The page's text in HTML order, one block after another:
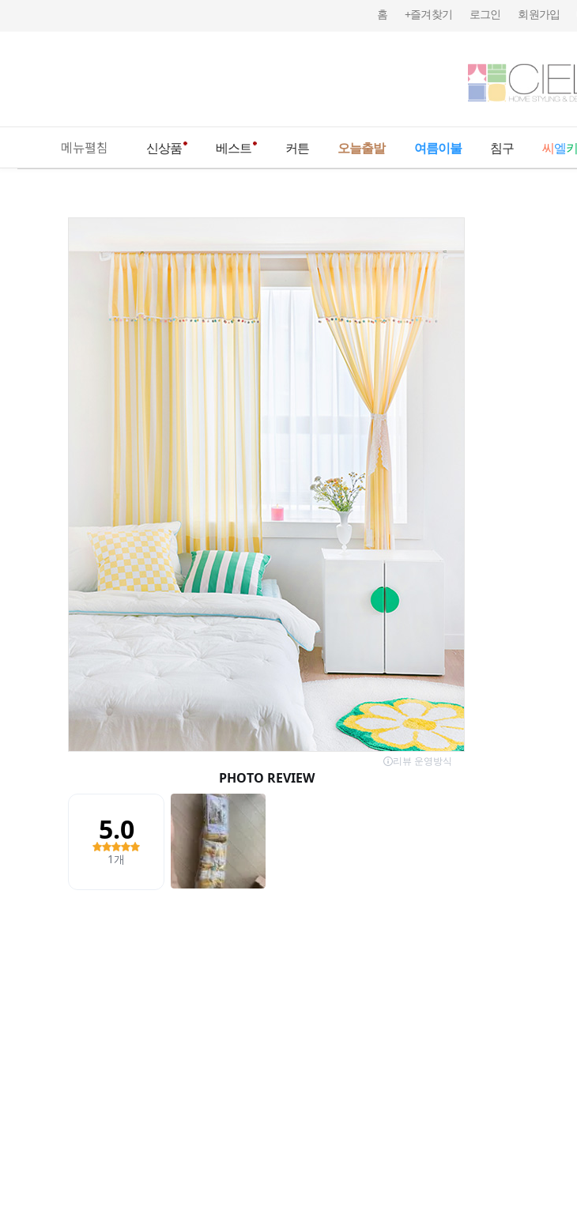
홈 +즐겨찾기 로그인 회원가입
메뉴펼침 신상품 베스트 커튼 오늘출발 여름이불 침구 씨 엘키